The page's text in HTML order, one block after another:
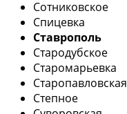
Сотниковское
Спицевка
Ставрополь
Стародубское
Старомарьевка
Старопавловская
Степное